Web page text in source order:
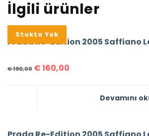
İlgili ürünler
%16
Stokta Yok
Prada Re-Edition 2005 Saffiano
€190,00 €160,00
Devamını